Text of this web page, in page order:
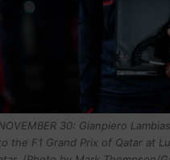
30: Gianpiero
the F1 Grand Prix of Qatar at